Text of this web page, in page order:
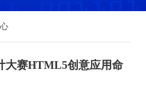
大赛HTML5创意应用命